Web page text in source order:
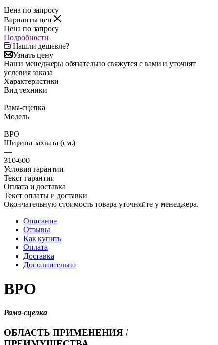
Цена по запросу
Варианты цен
Цена по запросу
Подробности
Нашли дешевле?
Узнать цену
Наши менеджеры обязательно свяжутся с вами и уточнят
условия заказа
Характеристики
Вид техники
—
Рама-сцепка
Модель
—
ВРО
Ширина захвата (см.)
—
310-600
Условия гарантии
Текст гарантии
Оплата и доставка
Текст оплаты и доставки
Окончательную стоимость товара уточняйте у менеджера.
Описание
Отзывы
Как купить
Оплата
Доставка
Дополнительно
ВРО
Рама-сцепка
ОБЛАСТЬ ПРИМЕНЕНИЯ /